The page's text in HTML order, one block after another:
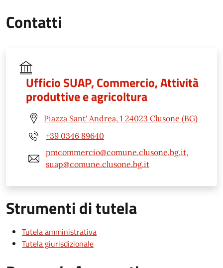
Contatti
Ufficio SUAP, Commercio, Attività
produttive e agricoltura
Piazza Sant' Andrea, 1 24023 Clusone (BG)
+39 0346 89640
pmcommercio@comune.clusone.bg.it,
suap@comune.clusone.bg.it
Strumenti di tutela
Tutela amministrativa
Tutela giurisdizionale